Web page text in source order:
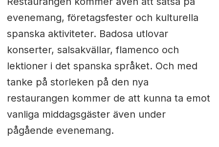
evenemang, företagsfester och kulturella
spanska aktiviteter. Badosa utlovar
konserter, salsakvällar, flamenco och
lektioner i det spanska språket. Och med
tanke på storleken på den nya
restaurangen kommer de att kunna ta emot
vanliga middagsgäster även under
pågående evenemang.